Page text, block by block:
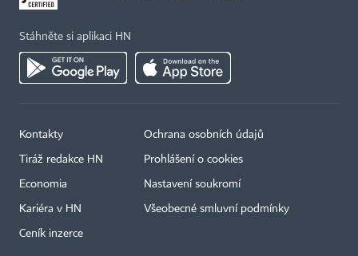
Stáhněte si aplikaci HN
Kontakty
Tiráž redakce HN
Economia
Kariéra v HN
Ceník inzerce
Ochrana osobních údajů
Prohlášení o cookies
Nastavení soukromí
Všeobecné smluvní podmínky